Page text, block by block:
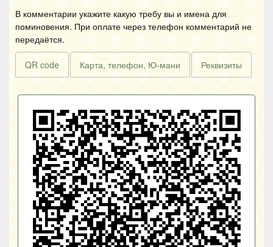
В комментарии укажите какую требу вы и имена для
поминовения. При оплате через телефон комментарий не
передаётся.
QR code Карта, телефон, Ю-мани Реквизиты